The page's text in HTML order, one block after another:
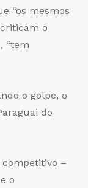
“os mesmos
o
“tem
o golpe, o
do
–
o